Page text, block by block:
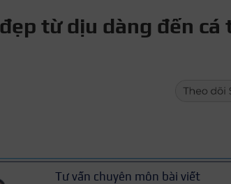
từ dịu dàng đến cá
Tư vấn chuyên môn bài viết